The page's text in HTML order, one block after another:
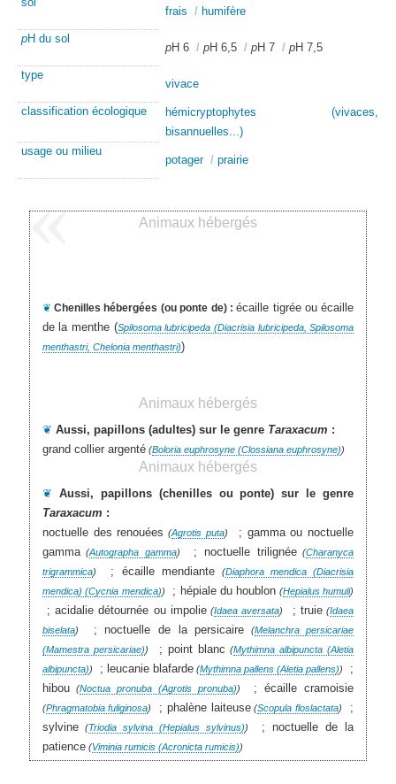
frais / humifère
pH du sol
pH 6 / pH 6,5 / pH 7 / pH 7,5
type
vivace
classification écologique
hémicryptophytes (vivaces,
bisannuelles...)
usage ou milieu
potager / prairie
Animaux hébergés
❦Chenilles hébergées (ou ponte de) :écaille tigrée ou écaille
de la menthe (Spilosoma lubricipeda (Diacrisia lubricipeda, Spilosoma
menthastri, Chelonia menthastri))
Animaux hébergés
❦ Aussi, papillons (adultes) sur le genre Taraxacum :
grand collier argenté(Boloria euphrosyne (Clossiana euphrosyne))
Animaux hébergés
❦ Aussi, papillons (chenilles ou ponte) sur le genre
Taraxacum :
noctuelle des renouées (Agrotis puta)
; gamma ou noctuelle
gamma(Autographa gamma) ; noctuelle trilignée(Charanyca
trigrammica) ; écaille mendiante (Diaphora mendica (Diacrisia
mendica) (Cycnia mendica)) ; hépiale du houblon (Hepialus humuli)
; acidalie détournée ou impolie(Idaea aversata) ; truie (Idaea
biselata) ; noctuelle de la persicaire (Melanchra persicariae
(Mamestra persicariae)) ; point blanc (Mythimna albipuncta (Aletia
albipuncta)) ; leucanie blafarde(Mythimna pallens (Aletia pallens))
;
hibou(Noctua pronuba (Agrotis pronuba)) ; écaille cramoisie
(Phragmatobia fuliginosa) ; phalène laiteuse(Scopula floslactata)
;
sylvine(Triodia sylvina (Hepialus sylvinus))
; noctuelle de la
patience(Viminia rumicis (Acronicta rumicis))